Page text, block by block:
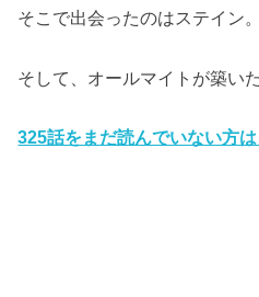
そこで出会ったのはステイン。
そして、オールマイトが築い
325話をまだ読んでいない方